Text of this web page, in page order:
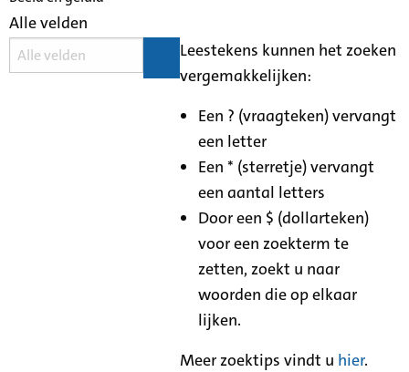
Alle velden
Leestekens kunnen het zoeken
vergemakkelijken:
Een ? (vraagteken) vervangt
een letter
Een * (sterretje) vervangt
een aantal letters
Door een $ (dollarteken)
voor een zoekterm te
zetten, zoekt u naar
woorden die op elkaar
lijken.
Meer zoektips vindt u hier.